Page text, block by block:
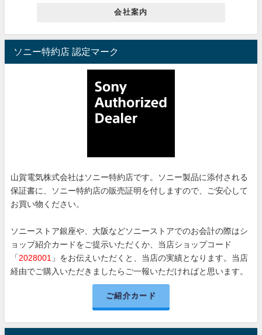
会社案内
ソニー特約店 認定マーク
山賀電気株式会社はソニー特約店です。ソニー製品に添付される
保証書に、ソニー特約店の販売証明を付しますので、ご安心して
お買い物ください。
ソニーストア銀座や、大阪などソニーストアでのお会計の際はシ
ョップ紹介カードをご提示いただくか、当店ショップコード
「 2028001 」をお伝えいただくと、当店の実績となります。当店
経由でご購入いただきましたらご一報いただければと思います。
ご紹介カード